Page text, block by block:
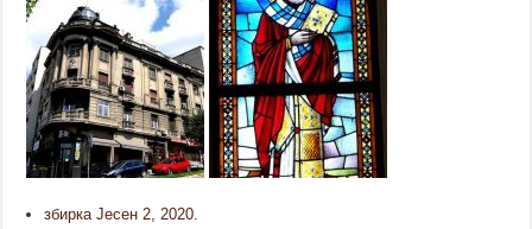
збирка Јесен 2, 2020.